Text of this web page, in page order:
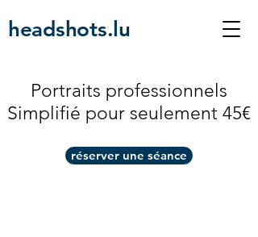
headshots.lu
Portraits professionnels
Simplifié pour seulement 45€
réserver une séance